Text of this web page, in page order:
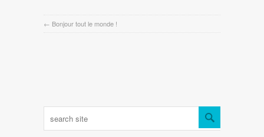
← Bonjour tout le monde !